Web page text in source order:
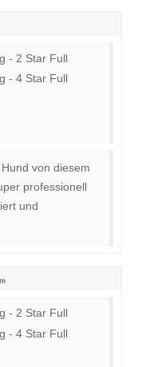
von diesem
professionell
und